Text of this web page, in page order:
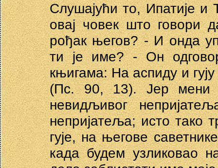
Слушајући то, Ипатије и
овај човек што говори
рођак његов? - И онда
ти је име? - Он
књигама: На аспиду и
(Пс. 90, 13). Јер мени
невидљивог
непријатеља; исто тако
гује, на његове
када будем узликовао